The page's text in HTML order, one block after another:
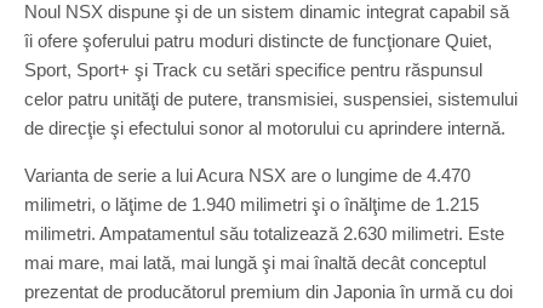
Noul NSX dispune şi de un sistem dinamic integrat capabil să
îi ofere şoferului patru moduri distincte de funcţionare Quiet,
Sport, Sport+ şi Track cu setări specifice pentru răspunsul
celor patru unităţi de putere, transmisiei, suspensiei, sistemului
de direcţie şi efectului sonor al motorului cu aprindere internă.
Varianta de serie a lui Acura NSX are o lungime de 4.470
milimetri, o lăţime de 1.940 milimetri şi o înălţime de 1.215
milimetri. Ampatamentul său totalizează 2.630 milimetri. Este
mai mare, mai lată, mai lungă şi mai înaltă decât conceptul
prezentat de producătorul premium din Japonia în urmă cu doi